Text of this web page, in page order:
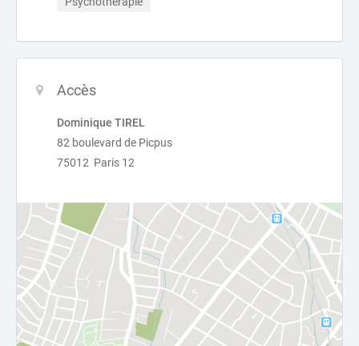
Accès
Dominique TIREL
82 boulevard de Picpus
75012 Paris 12